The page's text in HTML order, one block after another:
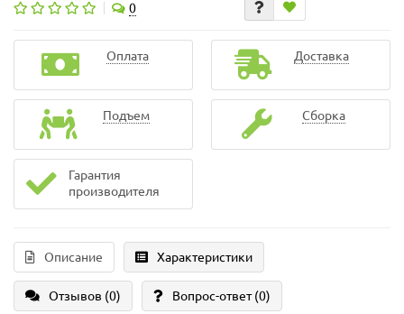
0
Оплата Доставка
Подъем Сборка
Гарантия
производителя
Описание Характеристики
Отзывов (0) Вопрос-ответ(0)